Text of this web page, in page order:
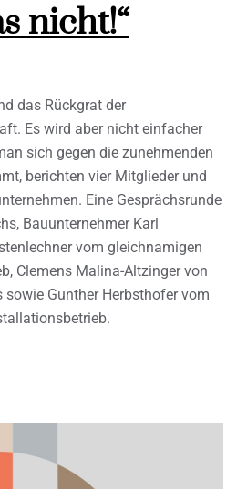
nicht!“
das Rückgrat der
Es wird aber nicht einfacher
sich gegen die zunehmenden
berichten vier Mitglieder und
Eine Gesprächsrunde
Bauunternehmer Karl
vom gleichnamigen
Clemens Malina-Altzinger von
sowie Gunther Herbsthofer vom